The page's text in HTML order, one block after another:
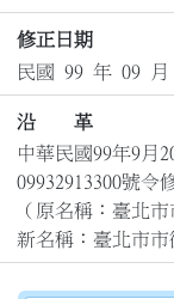
修正日期
民國 99 年 09 月
沿 革
中華民國99年9月
09932913300號令
（原名稱：臺北
新名稱：臺北市市